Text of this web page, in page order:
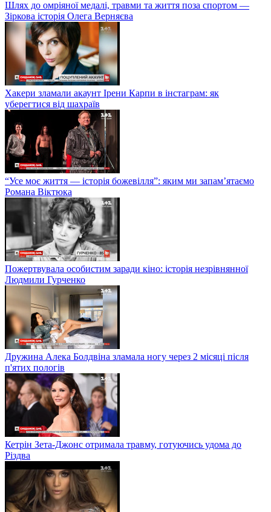
Шлях до омріяної медалі, травми та життя поза спортом —
Зіркова історія Олега Верняєва
Хакери зламали акаунт Ірени Карпи в інстаграм: як
уберегтися від шахраїв
“Усе моє життя — історія божевілля”: яким ми запам’ятаємо
Романа Віктюка
Пожертвувала особистим заради кіно: історія незрівнянної
Людмили Гурченко
Дружина Алека Болдвіна зламала ногу через 2 місяці після
п'ятих пологів
Кетрін Зета-Джонс отримала травму, готуючись удома до
Різдва